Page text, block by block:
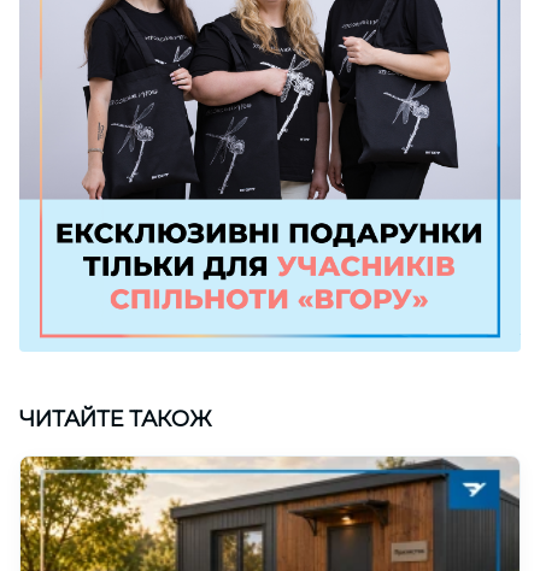
ЧИТАЙТЕ ТАКОЖ